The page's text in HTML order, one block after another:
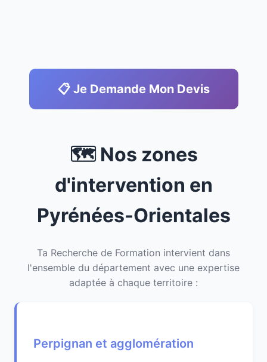
📋 Je Demande Mon Devis
🗺️ Nos zones
d'intervention en
Pyrénées-Orientales
Ta Recherche de Formation intervient dans
l'ensemble du département avec une expertise
adaptée à chaque territoire :
Perpignan et agglomération